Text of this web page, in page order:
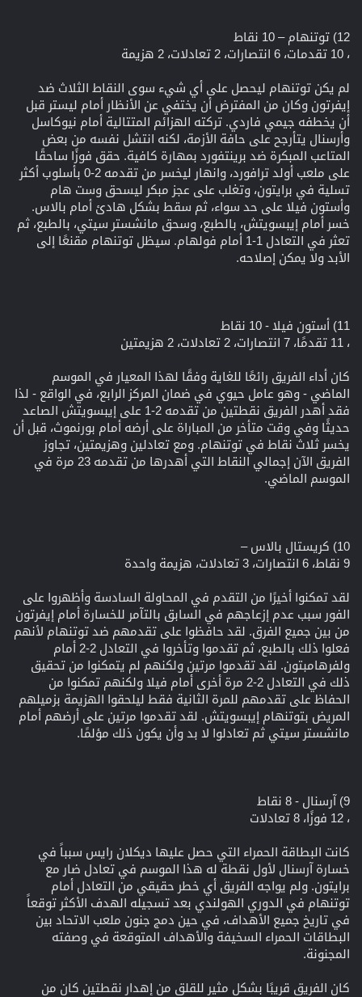
12) توتنهام – 10 نقاط
، 10 تقدمات، 6 انتصارات، 2 تعادلات، 2 هزيمة
لم يكن توتنهام ليحصل على أي شيء سوى النقاط الثلاث ضد
إيفرتون وكان من المفترض أن يختفي عن الأنظار أمام ليستر قبل
أن يخطفه جيمي فاردي. تركته الهزائم المتتالية أمام نيوكاسل
وأرسنال يتأرجح على حافة الأزمة، لكنه انتشل نفسه من بعض
المتاعب المبكرة ضد برينتفورد بمهارة كافية. حقق فوزًا ساحقًا
على ملعب أولد ترافورد، وانهار ليخسر من تقدمه 2-0 بأسلوب أكثر
تسلية في برايتون، وتغلب على عجز مبكر ليسحق وست هام
وأستون فيلا على حد سواء، ثم سقط بشكل هادئ أمام بالاس.
خسر أمام إيبسويتش، بالطبع، وسحق مانشستر سيتي، بالطبع، ثم
تعثر في التعادل 1-1 أمام فولهام. سيظل توتنهام مقنعًا إلى
الأبد ولا يمكن إصلاحه.
11) أستون فيلا - 10 نقاط
، 11 تقدمًا، 7 انتصارات، 2 تعادلات، 2 هزيمتين
كان أداء الفريق رائعًا للغاية وفقًا لهذا المعيار في الموسم
الماضي - وهو عامل حيوي في ضمان المركز الرابع، في الواقع - لذا
فقد أهدر الفريق نقطتين من تقدمه 2-1 على إيبسويتش الصاعد
حديثًا وفي وقت متأخر من المباراة على أرضه أمام بورنموث، قبل أن
يخسر ثلاث نقاط في توتنهام. ومع تعادلين وهزيمتين، تجاوز
الفريق الآن إجمالي النقاط التي أهدرها من تقدمه 23 مرة في
الموسم الماضي.
10) كريستال بالاس –
9 نقاط، 6 انتصارات، 3 تعادلات، هزيمة واحدة
لقد تمكنوا أخيرًا من التقدم في المحاولة السادسة وأظهروا على
الفور سبب عدم إزعاجهم في السابق بالتآمر للخسارة أمام إيفرتون
من بين جميع الفرق. لقد حافظوا على تقدمهم ضد توتنهام لأنهم
فعلوا ذلك بالطبع، ثم تقدموا وتأخروا في التعادل 2-2 أمام
ولفرهامبتون. لقد تقدموا مرتين ولكنهم لم يتمكنوا من تحقيق
ذلك في التعادل 2-2 مرة أخرى أمام فيلا ولكنهم تمكنوا من
الحفاظ على تقدمهم للمرة الثانية فقط ليلحقوا الهزيمة بزميلهم
المريض بتوتنهام إيبسويتش. لقد تقدموا مرتين على أرضهم أمام
مانشستر سيتي ثم تعادلوا لا بد وأن يكون ذلك مؤلمًا.
9) آرسنال - 8 نقاط
، 12 فوزًا، 8 تعادلات
كانت البطاقة الحمراء التي حصل عليها ديكلان رايس سبباً في
خسارة آرسنال لأول نقطة له هذا الموسم في تعادل ضار مع
برايتون. ولم يواجه الفريق أي خطر حقيقي من التعادل أمام
توتنهام في الدوري الهولندي بعد تسجيله الهدف الأكثر توقعاً
في تاريخ جميع الأهداف، في حين دمج جنون ملعب الاتحاد بين
البطاقات الحمراء السخيفة والأهداف المتوقعة في وصفته
المجنونة.
كان الفريق قريبًا بشكل مثير للقلق من إهدار نقطتين كان من